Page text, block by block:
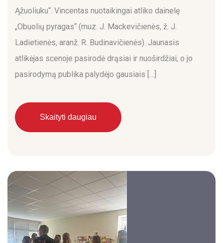
Ąžuoliuku“. Vincentas nuotaikingai atliko dainelę
„Obuolių pyragas“ (muz. J. Mackevičienės, ž. J.
Ladietienės, aranž. R. Budinavičienės). Jaunasis
atlikėjas scenoje pasirodė drąsiai ir nuoširdžiai, o jo
pasirodymą publika palydėjo gausiais […]
Skaityti daugiau